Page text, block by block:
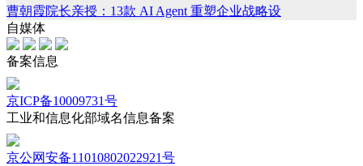
曹朝霞院长亲授：13款 AI Agent 重塑企业战略设
自媒体
备案信息
京ICP备10009731号
工业和信息化部域名信息备案
京公网安备11010802022921号